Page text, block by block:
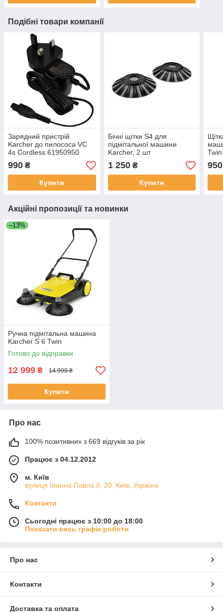
Подібні товари компанії
Зарядний пристрій
Karcher до пилососа VC
4s Cordless 61950950
990 ₴
Купити
Бічні щітки S4 для
підмітальної машини
Karcher, 2 шт
1 250₴
Купити
950
Акційні пропозиції та новинки
–13%
Ручна підмітальна машина
Karcher S 6 Twin
Готово до відправки
12 999 ₴ 14 999 ₴
Купити
Про нас
100% позитивних з 669 відгуків за рік
Працює з 04.12.2012
м. Київ
вулиця Іоанна Павла ІІ, 20, Київ, Україна
Контакти
Сьогодні працює з 10:00 до 18:00
Показати весь графік роботи
Про нас
Контакти
Доставка та оплата